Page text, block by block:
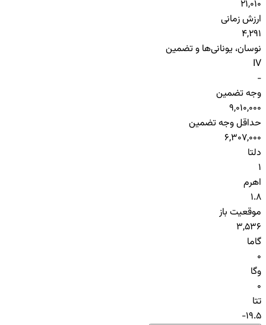
21,010
ارزش زمانی
4,291
نوسان، یونانی‌ها و تضمین
IV
-
وجه تضمین
9,010,000
حداقل وجه تضمین
6,307,000
دلتا
1
اهرم
1.8
موقعیت باز
3,536
گاما
0
وگا
0
تتا
-19.5